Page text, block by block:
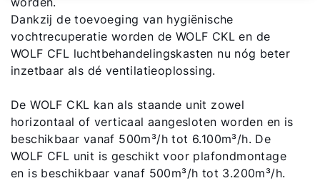
Dankzij de toevoeging van hygiënische
vochtrecuperatie worden de WOLF CKL en de
WOLF CFL luchtbehandelingskasten nu nóg beter
inzetbaar als dé ventilatieoplossing.
De WOLF CKL kan als staande unit zowel
horizontaal of verticaal aangesloten worden en is
beschikbaar vanaf 500m³/h tot 6.100m³/h. De
WOLF CFL unit is geschikt voor plafondmontage
en is beschikbaar vanaf 500m³/h tot 3.200m³/h.
Adresgegevens
Ook interessant?